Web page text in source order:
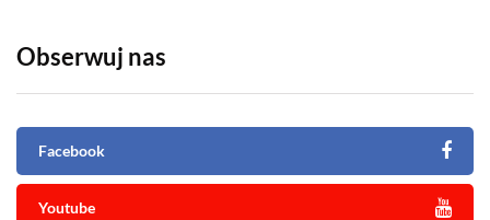
Obserwuj nas
Facebook
Youtube